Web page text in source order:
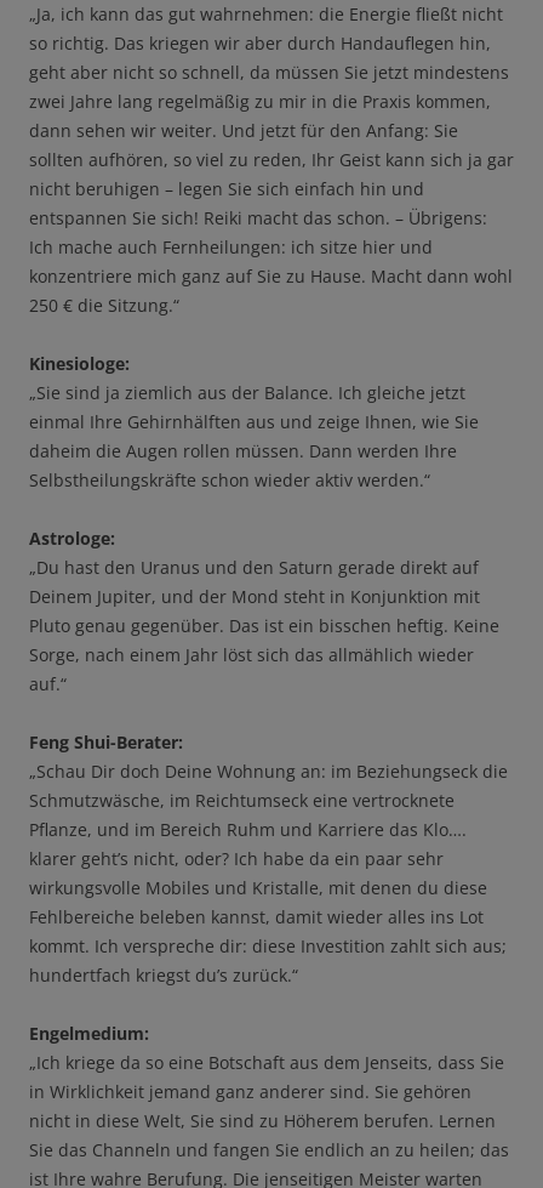
„Ja, ich kann das gut wahrnehmen: die Energie fließt nicht
so richtig. Das kriegen wir aber durch Handauflegen hin,
geht aber nicht so schnell, da müssen Sie jetzt mindestens
zwei Jahre lang regelmäßig zu mir in die Praxis kommen,
dann sehen wir weiter. Und jetzt für den Anfang: Sie
sollten aufhören, so viel zu reden, Ihr Geist kann sich ja gar
nicht beruhigen – legen Sie sich einfach hin und
entspannen Sie sich! Reiki macht das schon. – Übrigens:
Ich mache auch Fernheilungen: ich sitze hier und
konzentriere mich ganz auf Sie zu Hause. Macht dann wohl
250 € die Sitzung.“
Kinesiologe:
„Sie sind ja ziemlich aus der Balance. Ich gleiche jetzt
einmal Ihre Gehirnhälften aus und zeige Ihnen, wie Sie
daheim die Augen rollen müssen. Dann werden Ihre
Selbstheilungskräfte schon wieder aktiv werden.“
Astrologe:
„Du hast den Uranus und den Saturn gerade direkt auf
Deinem Jupiter, und der Mond steht in Konjunktion mit
Pluto genau gegenüber. Das ist ein bisschen heftig. Keine
Sorge, nach einem Jahr löst sich das allmählich wieder
auf.“
Feng Shui-Berater:
„Schau Dir doch Deine Wohnung an: im Beziehungseck die
Schmutzwäsche, im Reichtumseck eine vertrocknete
Pflanze, und im Bereich Ruhm und Karriere das Klo….
klarer geht’s nicht, oder? Ich habe da ein paar sehr
wirkungsvolle Mobiles und Kristalle, mit denen du diese
Fehlbereiche beleben kannst, damit wieder alles ins Lot
kommt. Ich verspreche dir: diese Investition zahlt sich aus;
hundertfach kriegst du’s zurück.“
Engelmedium:
„Ich kriege da so eine Botschaft aus dem Jenseits, dass Sie
in Wirklichkeit jemand ganz anderer sind. Sie gehören
nicht in diese Welt, Sie sind zu Höherem berufen. Lernen
Sie das Channeln und fangen Sie endlich an zu heilen; das
ist Ihre wahre Berufung. Die jenseitigen Meister warten